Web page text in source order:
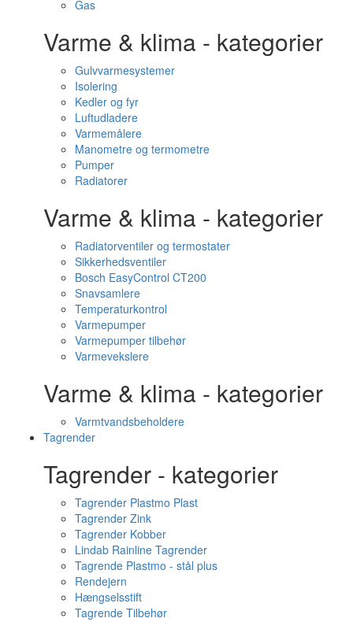
Gas
Varme & klima - kategorier
Gulvvarmesystemer
Isolering
Kedler og fyr
Luftudladere
Varmemålere
Manometre og termometre
Pumper
Radiatorer
Varme & klima - kategorier
Radiatorventiler og termostater
Sikkerhedsventiler
Bosch EasyControl CT200
Snavsamlere
Temperaturkontrol
Varmepumper
Varmepumper tilbehør
Varmevekslere
Varme & klima - kategorier
Varmtvandsbeholdere
Tagrender
Tagrender - kategorier
Tagrender Plastmo Plast
Tagrender Zink
Tagrender Kobber
Lindab Rainline Tagrender
Tagrende Plastmo - stål plus
Rendejern
Hængselsstift
Tagrende Tilbehør